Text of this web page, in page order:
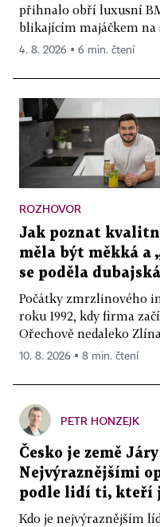
přihnalo obří luxusní
blikajícím majáčkem na
4. 8. 2026 ▪ 6 min. čtení
ROZHOVOR
Jak poznat
měla být měkká a
se poděla
Počátky zmrzlinového
roku 1992, kdy firma
Ořechově nedaleko
10. 8. 2026 ▪ 8 min. čtení
PETR HONZEJK
Česko je země
Nejvýraznějšími
podle lidí ti, kteří
Kdo je nejvýraznějším